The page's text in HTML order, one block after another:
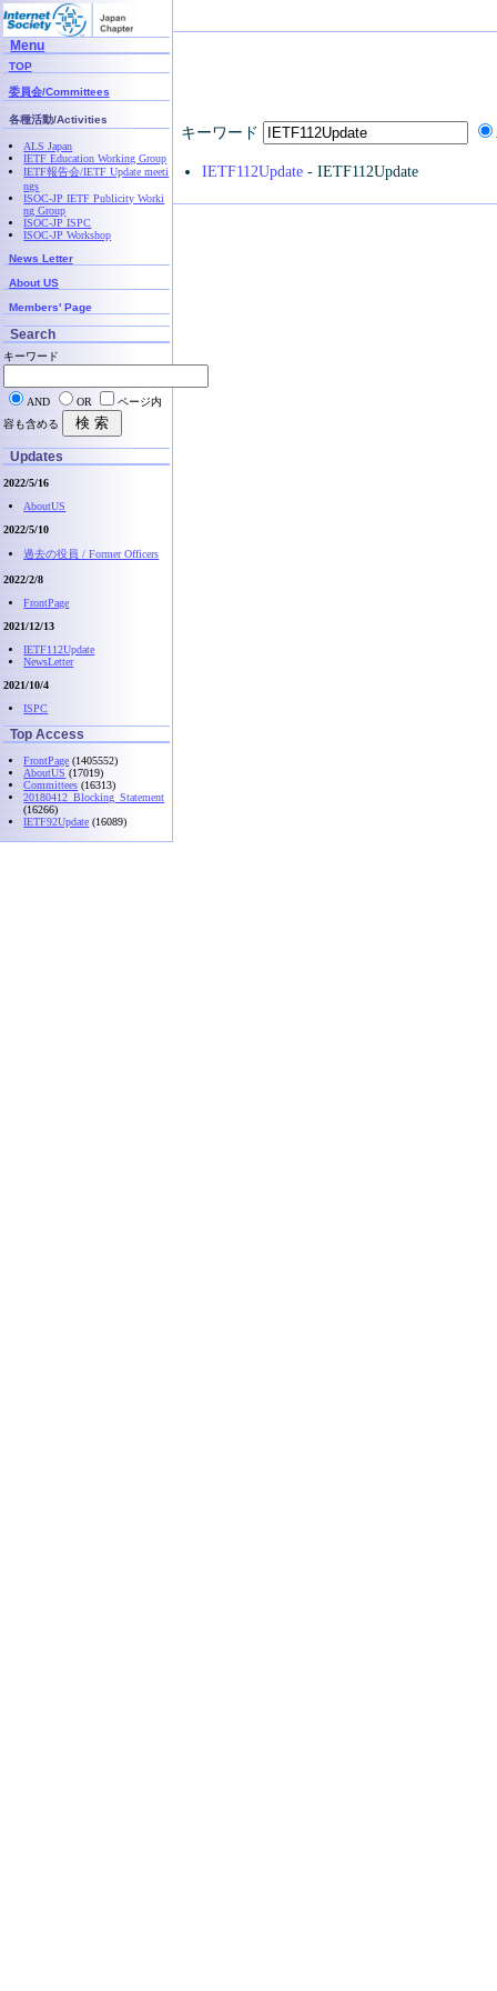
キーワード
IETF112Update- IETF112Update
Menu
TOP
委員会/Committees
各種活動/Activities
ALS Japan
IETF Education Working Group
IETF報告会/IETF Update meeti
ngs
ISOC-JP IETF Publicity Worki
ng Group
ISOC-JP ISPC
ISOC-JP Workshop
News Letter
About US
Members' Page
Search
キーワード
AND OR
ページ内
容も含める
Updates
2022/5/16
AboutUS
2022/5/10
過去の役員 / Former Officers
2022/2/8
FrontPage
2021/12/13
IETF112Update
NewsLetter
2021/10/4
ISPC
Top Access
FrontPage (1405552)
AboutUS (17019)
Committees (16313)
20180412_Blocking_Statement
(16266)
IETF92Update (16089)